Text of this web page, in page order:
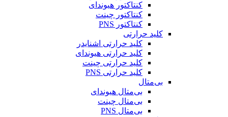
کنتاکتور هیوندای
کنتاکتور چینت
کنتاکتور PNS
کلید حرارتی
کلید حرارتی اشنایدر
کلید حرارتی هیوندای
کلید حرارتی چینت
کلید حرارتی PNS
بی‌متال
بی‌متال هیوندای
بی‌متال چینت
بی‌متال PNS